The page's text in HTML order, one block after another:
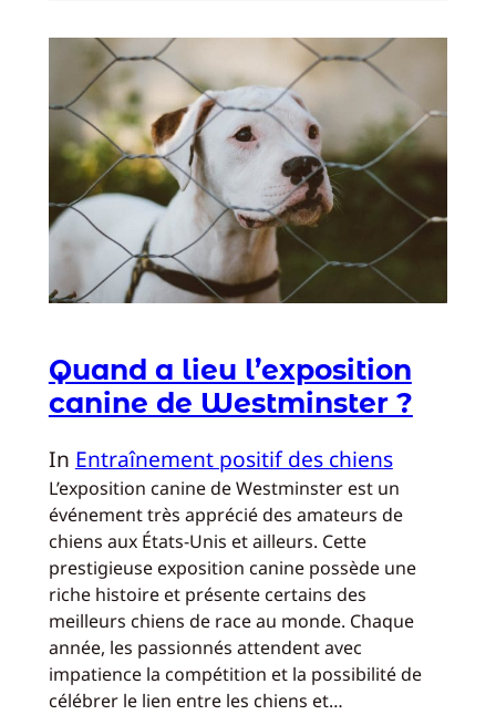
Quand a lieu l’exposition
canine de Westminster ?
In Entraînement positif des chiens
L’exposition canine de Westminster est un
événement très apprécié des amateurs de
chiens aux États-Unis et ailleurs. Cette
prestigieuse exposition canine possède une
riche histoire et présente certains des
meilleurs chiens de race au monde. Chaque
année, les passionnés attendent avec
impatience la compétition et la possibilité de
célébrer le lien entre les chiens et…